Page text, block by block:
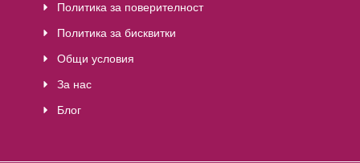
Политика за поверителност
Политика за бисквитки
Общи условия
За нас
Блог